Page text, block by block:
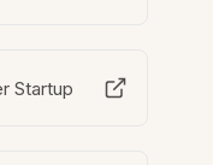
Startup